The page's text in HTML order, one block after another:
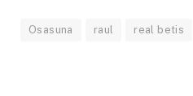
Osasuna raul real betis